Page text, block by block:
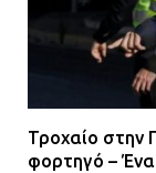
Τροχαίο στην
φορτηγό –